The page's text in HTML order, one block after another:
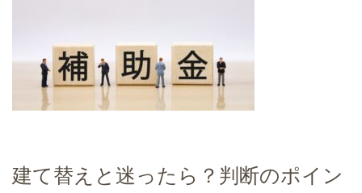
建て替えと迷ったら？判断のポイン